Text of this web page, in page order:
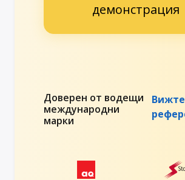
демонстрация
Доверен от водещи
международни
марки